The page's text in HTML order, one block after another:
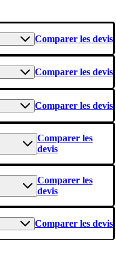
Comparer les devis
Comparer les devis
Comparer les devis
Comparer les
devis
Comparer les
devis
Comparer les devis